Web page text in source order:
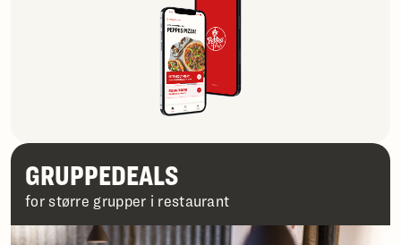
GRUPPEDEALS
for større grupper i restaurant